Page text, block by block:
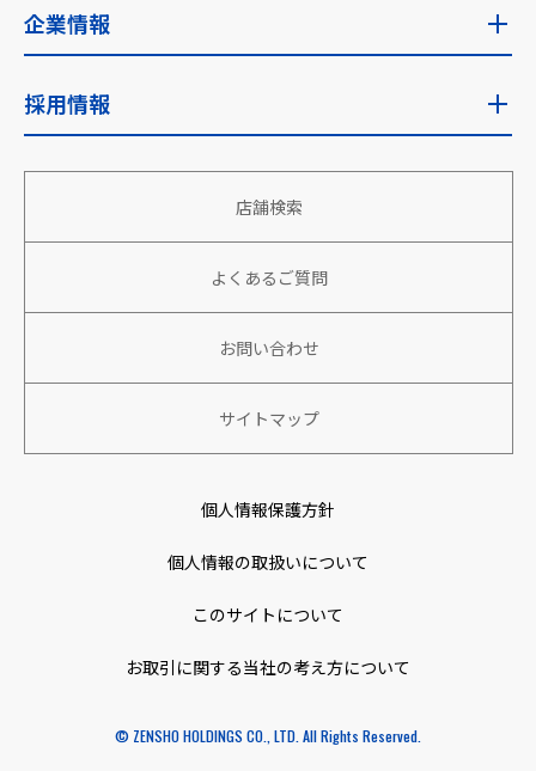
サステナビリティ推進体制
安全な食を安定的に世界へ
地域社会への貢献
働きがい、生きがいのある組織づくり
パートナーと共に成長、繁栄
IR情報トップ
経営目標
株主向け情報
企業情報
企業情報トップ
社名の由来
採用情報
採用情報トップ
新卒採用
アルバイト・パート採用
店舗検索
よくあるご質問
お問い合わせ
サイトマップ
個人情報保護方針
個人情報の取扱いについて
このサイトについて
お取引に関する当社の考え方について
© ZENSHO HOLDINGS CO., LTD. All Rights Reserved.